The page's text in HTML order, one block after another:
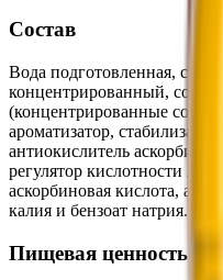
Состав
Вода подготовленная,
концентрированный,
(концентрированные соки
ароматизатор,
антиокислитель
регулятор кислотности
аскорбиновая кислота,
калия и бензоат натрия.
Пищевая ценность на